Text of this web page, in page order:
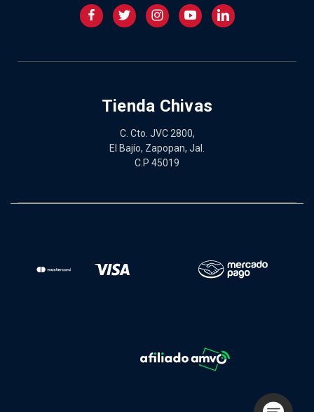
Tienda Chivas
C. Cto. JVC 2800,
El Bajío, Zapopan, Jal.
C.P 45019